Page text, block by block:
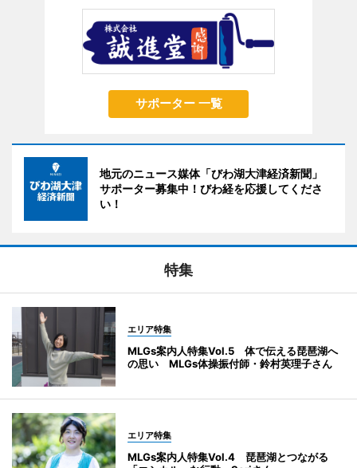
サポーター 一覧
地元のニュース媒体「びわ湖大津経済新聞」
サポーター募集中！びわ経を応援してくださ
い！
特集
エリア特集
MLGs案内人特集Vol.5 体で伝える琵琶湖へ
の思い MLGs体操振付師・鈴村英理子さん
エリア特集
MLGs案内人特集Vol.4 琵琶湖とつながる